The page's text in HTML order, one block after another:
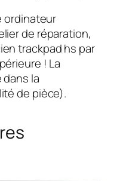
ordinateur
de réparation,
trackpad hs par
! La
la
de pièce).